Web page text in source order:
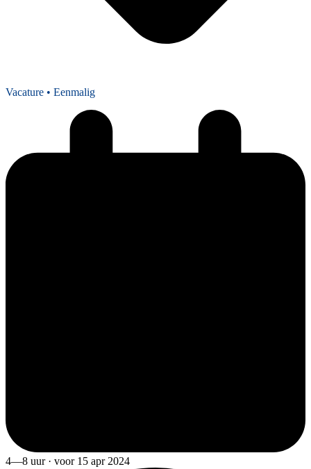
Vacature • Eenmalig
4—8 uur · voor 15 apr 2024